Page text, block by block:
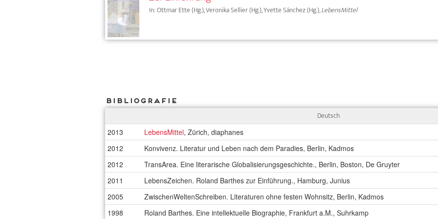
In: Ottmar Ette (Hg.), Veronika Sellier (Hg.), Yvette Sánchez (Hg.),LebensMittel
Bibliografie
Deutsch
2013 LebensMittel, Zürich, diaphanes
2012
Konvivenz. Literatur und Leben nach dem Paradies, Berlin, Kadmos
2012
TransArea. Eine literarische Globalisierungsgeschichte., Berlin, Boston, De Gruyter
2011
LebensZeichen. Roland Barthes zur Einführung., Hamburg, Junius
2005
ZwischenWeltenSchreiben. Literaturen ohne festen Wohnsitz, Berlin, Kadmos
1998
Roland Barthes. Eine intellektuelle Biographie, Frankfurt a.M., Suhrkamp